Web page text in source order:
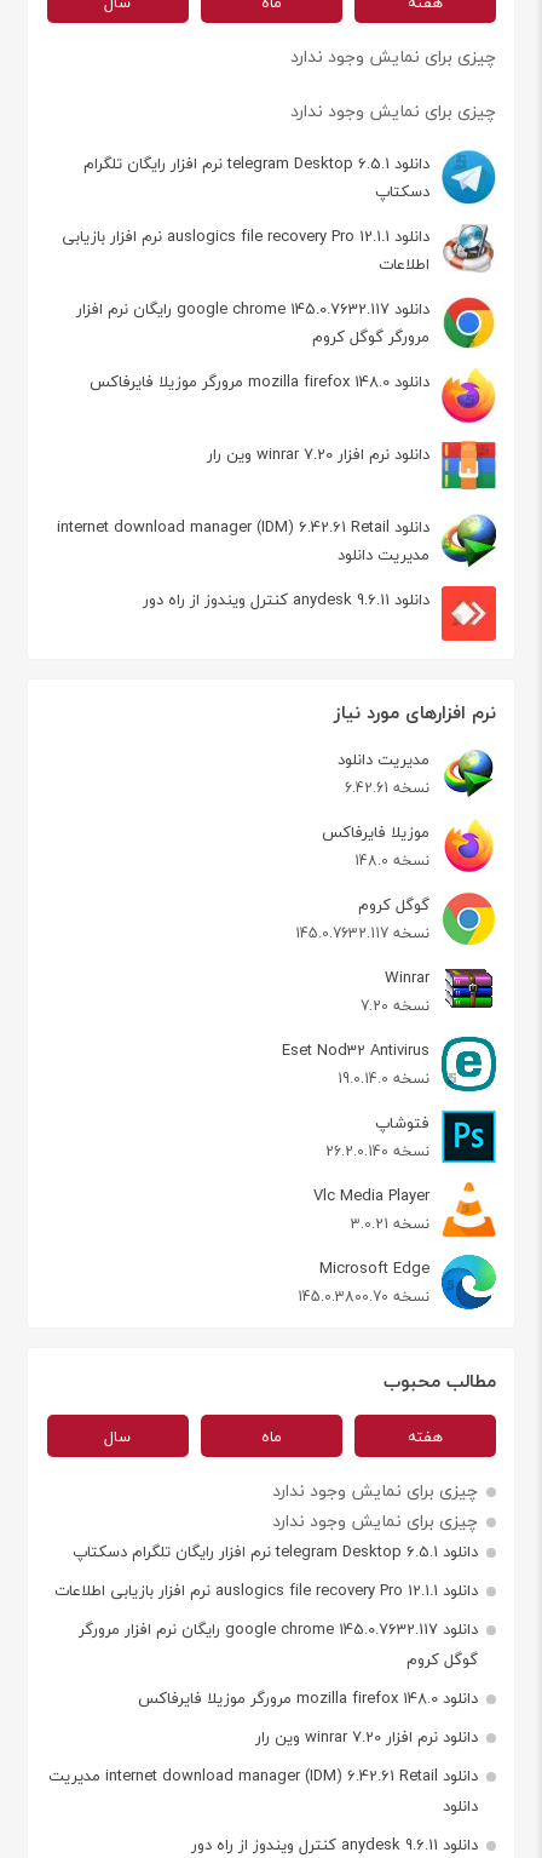
چیزی برای نمایش وجود ندارد
چیزی برای نمایش وجود ندارد
دانلود telegram Desktop 6.5.1 نرم افزار رایگان تلگرام
دسکتاپ
دانلود auslogics file recovery Pro 12.1.1 نرم افزار بازیابی
اطلاعات
دانلود google chrome 145.0.7632.117 رایگان نرم افزار
مرورگر گوگل کروم
دانلود mozilla firefox 148.0 مرورگر موزیلا فایرفاکس
دانلود نرم افزار winrar 7.20 وین رار
دانلود internet download manager (IDM) 6.42.61 Retail
مدیریت دانلود
دانلود anydesk 9.6.11 کنترل ویندوز از راه دور
نرم افزارهای مورد نیاز
مدیریت دانلود
نسخه 6.42.61
موزیلا فایرفاکس
نسخه 148.0
گوگل کروم
نسخه 145.0.7632.117
Winrar
نسخه 7.20
Eset Nod32 Antivirus
نسخه 19.0.14.0
فتوشاپ
نسخه 26.2.0.140
Vlc Media Player
نسخه 3.0.21
Microsoft Edge
نسخه 145.0.3800.70
مطالب محبوب
هفته ماه سال
چیزی برای نمایش وجود ندارد
چیزی برای نمایش وجود ندارد
دانلود telegram Desktop 6.5.1 نرم افزار رایگان تلگرام دسکتاپ
دانلود auslogics file recovery Pro 12.1.1 نرم افزار بازیابی اطلاعات
دانلود google chrome 145.0.7632.117 رایگان نرم افزار مرورگر
گوگل کروم
دانلود mozilla firefox 148.0 مرورگر موزیلا فایرفاکس
دانلود نرم افزار winrar 7.20 وین رار
دانلود internet download manager (IDM) 6.42.61 Retail مدیریت
دانلود
دانلود anydesk 9.6.11 کنترل ویندوز از راه دور